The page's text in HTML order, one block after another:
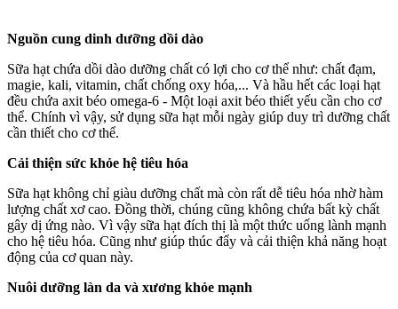
Nguồn cung dinh dưỡng dồi dào
Sữa hạt chứa dồi dào dưỡng chất có lợi cho cơ thể như: chất đạm,
magie, kali, vitamin, chất chống oxy hóa,... Và hầu hết các loại hạt
đều chứa axit béo omega-6 - Một loại axit béo thiết yếu cần cho cơ
thể. Chính vì vậy, sử dụng sữa hạt mỗi ngày giúp duy trì dưỡng chất
cần thiết cho cơ thể.
Cải thiện sức khỏe hệ tiêu hóa
Sữa hạt không chỉ giàu dưỡng chất mà còn rất dễ tiêu hóa nhờ hàm
lượng chất xơ cao. Đồng thời, chúng cũng không chứa bất kỳ chất
gây dị ứng nào. Vì vậy sữa hạt đích thị là một thức uống lành mạnh
cho hệ tiêu hóa. Cũng như giúp thúc đẩy và cải thiện khả năng hoạt
động của cơ quan này.
Nuôi dưỡng làn da và xương khỏe mạnh